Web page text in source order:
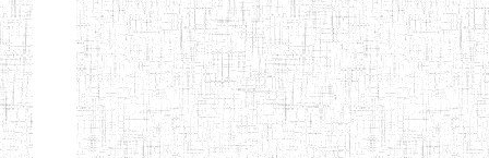
DES
INSTITUTEURS
ST ANDRE
ENIEG PRIVEE
04/06/2015 ENIEG